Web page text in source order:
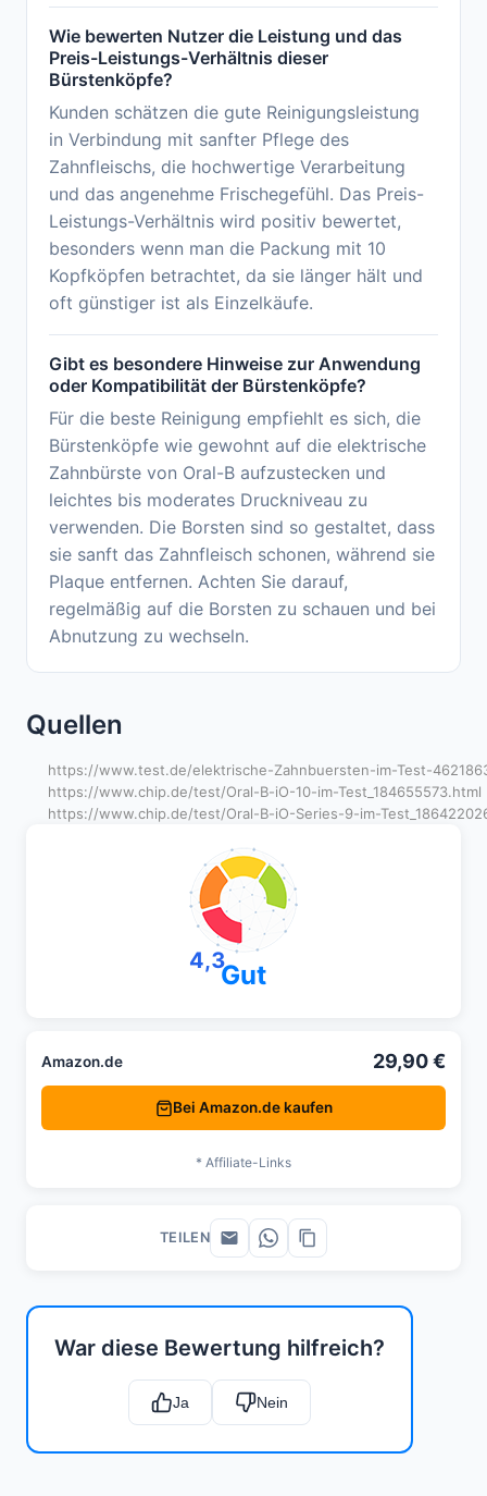
Wie bewerten Nutzer die Leistung und das
Preis-Leistungs-Verhältnis dieser
Bürstenköpfe?
Kunden schätzen die gute Reinigungsleistung
in Verbindung mit sanfter Pflege des
Zahnfleischs, die hochwertige Verarbeitung
und das angenehme Frischegefühl. Das Preis-
Leistungs-Verhältnis wird positiv bewertet,
besonders wenn man die Packung mit 10
Kopfköpfen betrachtet, da sie länger hält und
oft günstiger ist als Einzelkäufe.
Gibt es besondere Hinweise zur Anwendung
oder Kompatibilität der Bürstenköpfe?
Für die beste Reinigung empfiehlt es sich, die
Bürstenköpfe wie gewohnt auf die elektrische
Zahnbürste von Oral-B aufzustecken und
leichtes bis moderates Druckniveau zu
verwenden. Die Borsten sind so gestaltet, dass
sie sanft das Zahnfleisch schonen, während sie
Plaque entfernen. Achten Sie darauf,
regelmäßig auf die Borsten zu schauen und bei
Abnutzung zu wechseln.
Quellen
https://www.test.de/elektrische-Zahnbuersten-im-Test-
https://www.chip.de/test/Oral-B-iO-10-im-Test_184655573.html
https://www.chip.de/test/Oral-B-iO-Series-9-im-
War diese Bewertung hilfreich?
Ja Nein
4,3Gut
Amazon.de 29,90 €
Bei Amazon.de kaufen
* Affiliate-Links
TEILEN